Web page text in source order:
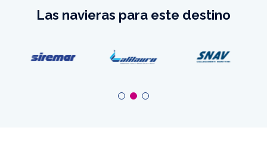
Las navieras para este destino